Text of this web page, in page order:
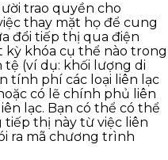
trao quyền cho
thay mặt họ để cung
đổi tiếp thị qua điện
kỳ khóa cụ thể nào trong
(ví dụ: khối lượng di
tính phí các loại liên lạc
có lẽ chính phủ liên
lạc. Bạn có thể có thể
thị này từ việc liên
ra mã chương trình